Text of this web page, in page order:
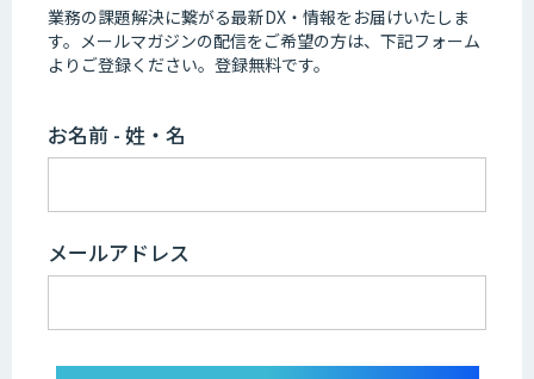
業務の課題解決に繋がる最新DX・情報をお届けいたしま
す。 メールマガジンの配信をご希望の方は、下記フォーム
よりご登録ください。登録無料です。
お名前 - 姓・名
メールアドレス